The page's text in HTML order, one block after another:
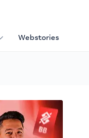
Webstories